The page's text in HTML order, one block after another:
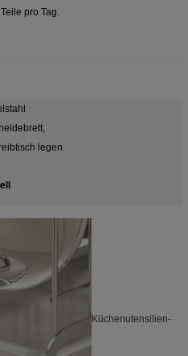
pro Tag.
legen.
Küchenutensilien-